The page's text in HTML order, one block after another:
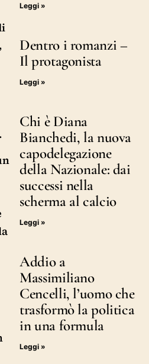
Leggi »
Dentro i romanzi –
Il protagonista
Leggi »
Chi è Diana
Bianchedi, la nuova
capodelegazione
della Nazionale: dai
successi nella
scherma al calcio
Leggi »
Addio a
Massimiliano
Cencelli, l’uomo che
trasformò la politica
in una formula
Leggi »